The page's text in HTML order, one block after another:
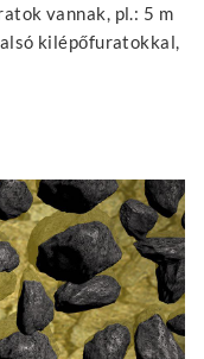
vannak, pl.: 5 m
kilépőfuratokkal,